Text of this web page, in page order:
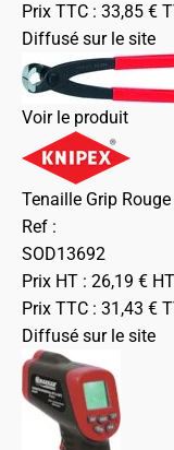
Prix TTC : 33,85 €
Diffusé sur le site
Voir le produit
Tenaille Grip
Ref :
SOD13692
Prix HT : 26,19 € HT
Prix TTC : 31,43 €
Diffusé sur le site